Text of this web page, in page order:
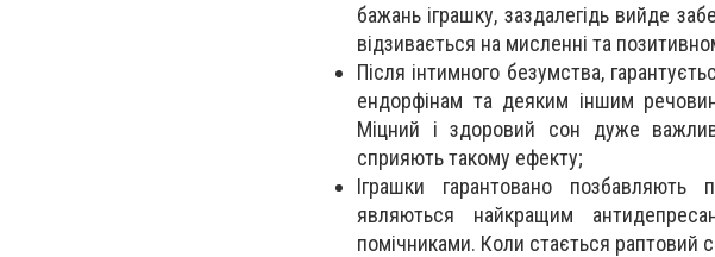
бажань іграшку, заздалегідь вийде
відзивається на мисленні та
Після інтимного безумства,
ендорфінам та деяким іншим
Міцний і здоровий сон дуже
сприяють такому ефекту;
Іграшки гарантовано
являються найкращим
помічниками. Коли стається раптовий